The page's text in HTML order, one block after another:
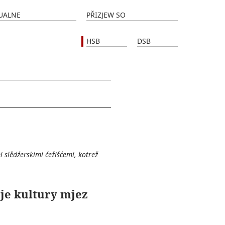
HSB DSB
PŘIZJEW SO
ćežišćemi, kotrež
kultury mjez